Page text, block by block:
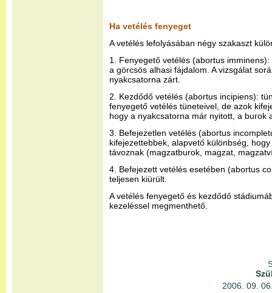
Ha vetélés fenyeget
A vetélés lefolyásában négy szakaszt
1. Fenyegető vetélés (abortus
a görcsös alhasi fájdalom. A vizsgálat
nyakcsatorna zárt.
2. Kezdődő vetélés (abortus incipiens):
fenyegető vetélés tüneteivel, de azok
hogy a nyakcsatorna már nyitott, a burok
3. Befejezetlen vetélés (abortus
kifejezettebbek, alapvető különbség,
távoznak (magzatburok, magzat,
4. Befejezett vetélés esetében (abortus
teljesen kiürült.
A vetélés fenyegető és kezdődő
kezeléssel megmenthető.
2006. 09.